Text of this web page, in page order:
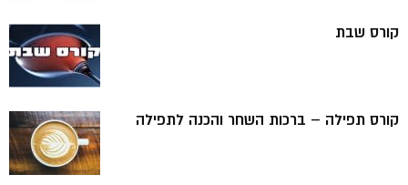
קורס שבת
קורס תפילה – ברכות השחר והכנה לתפילה